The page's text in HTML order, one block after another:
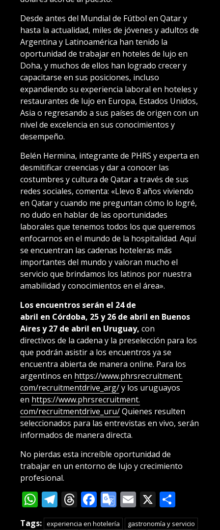
Desde antes del Mundial de Fútbol en Qatar y
hasta la actualidad, miles de jóvenes y adultos de
Argentina y Latinoamérica han tenido la
oportunidad de trabajar en hoteles de lujo en
Doha, y muchos de ellos han logrado crecer y
capacitarse en sus posiciones, incluso
expandiendo su experiencia laboral en hoteles y
restaurantes de lujo en Europa, Estados Unidos,
Asia o regresando a sus países de origen con un
nivel de excelencia en sus conocimientos y
desempeño.
Belén Hermina, integrante de PHRS y experta en
desmitificar creencias y dar a conocer las
costumbres y cultura de Qatar a través de sus
redes sociales, comenta: «Llevo 8 años viviendo
en Qatar y cuando me preguntan cómo lo logré,
no dudo en hablar de las oportunidades
laborales que tenemos todos los que queremos
enfocarnos en el mundo de la hospitalidad. Aquí
se encuentran las cadenas hoteleras más
importantes del mundo y valoran mucho el
servicio que brindamos los latinos por nuestra
amabilidad y conocimientos en el área».
Los encuentros serán el 24 de
abril en Córdoba, 25 y 26 de abril en Buenos
Airesy 27 de abril en Uruguay, con
directivos de la cadena y la preselección para los
que podrán asistir a los encuentros ya se
encuentra abierta de manera online. Para los
argentinos en https://www.phrsrecruitment.
com/recruitmentdrive_arg/y los uruguayos
en https://www.phrsrecruitment.
com/recruitmentdrive_uru/Quienes resulten
seleccionados para las entrevistas en vivo, serán
informados de manera directa.
No pierdas esta increíble oportunidad de
trabajar en un entorno de lujo y crecimiento
profesional.
WhatsApp
Telegram
Threads
Facebook
Google
Translate
Email
X
Tags: experiencia en hotelería
gastronomía y servicio